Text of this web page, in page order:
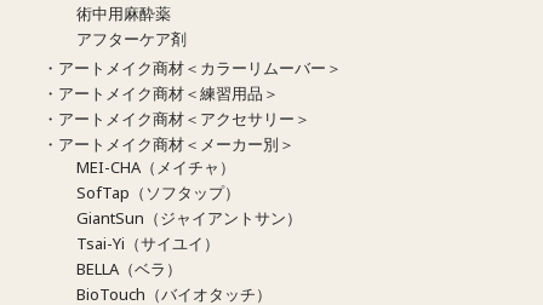
術中用麻酔薬
アフターケア剤
・アートメイク商材＜カラーリムーバー＞
・アートメイク商材＜練習用品＞
・アートメイク商材＜アクセサリー＞
・アートメイク商材＜メーカー別＞
MEI-CHA（メイチャ）
SofTap（ソフタップ）
GiantSun（ジャイアントサン）
Tsai-Yi（サイユイ）
BELLA（ベラ）
BioTouch（バイオタッチ）